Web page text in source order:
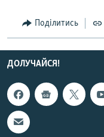
КТАТ
ДОЛУЧАЙСЯ!
Поділитись
ДОЛУЧАЙСЯ!